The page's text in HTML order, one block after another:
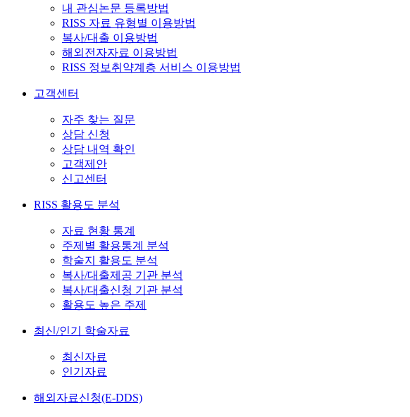
내 관심논문 등록방법
RISS 자료 유형별 이용방법
복사/대출 이용방법
해외전자자료 이용방법
RISS 정보취약계층 서비스 이용방법
고객센터
자주 찾는 질문
상담 신청
상담 내역 확인
고객제안
신고센터
RISS 활용도 분석
자료 현황 통계
주제별 활용통계 분석
학술지 활용도 분석
복사/대출제공 기관 분석
복사/대출신청 기관 분석
활용도 높은 주제
최신/인기 학술자료
최신자료
인기자료
해외자료신청(E-DDS)